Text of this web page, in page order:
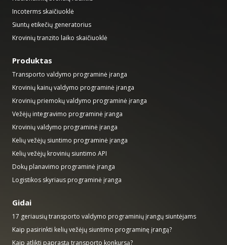
Incoterms skaičiuoklė
Siuntų etikečių generatorius
Krovinių tranzito laiko skaičiuoklė
Produktas
Transporto valdymo programinė įranga
Krovinių kainų valdymo programinė įranga
Krovinių priemokų valdymo programinė įranga
Vežėjų integravimo programinė įranga
Krovinių valdymo programinė įranga
Kelių vežėjų siuntimo programinė įranga
Kelių vežėjų krovinių siuntimo API
Dokų planavimo programinė įranga
Logistikos skyriaus programinė įranga
Gidai
17 geriausių transporto valdymo programinių įrangų siuntėjams
Kaip pasirinkti kelių vežėjų siuntimo programinę įrangą?
Kaip atlikti paprastą transporto konkursą?